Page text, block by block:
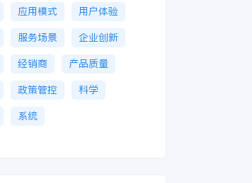
应用模式
用户体验
服务场景
企业创新
经销商
产品质量
政策管控
科学
系统